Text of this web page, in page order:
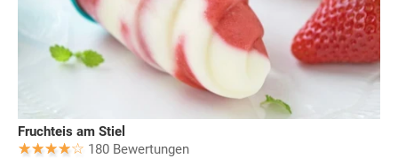
Fruchteis am Stiel
180 Bewertungen